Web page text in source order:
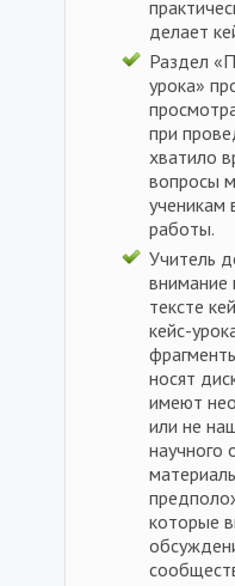
делает
Раздел
урока»
при
хватило
вопросы
ученикам
работы.
Учитель
внимание
тексте
кейс-
носят
имеют
или не
научного
которые